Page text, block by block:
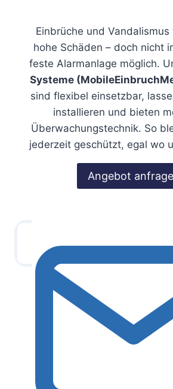
Einbrüche und Vandalismus
hohe Schäden – doch nicht
feste Alarmanlage möglich.
Systeme
sind flexibel einsetzbar,
installieren und bieten
Überwachungstechnik. So
jederzeit geschützt, egal wo
Angebot